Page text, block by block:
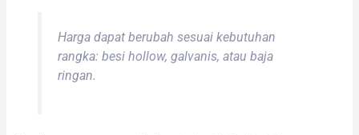
Harga dapat berubah sesuai kebutuhan
rangka: besi hollow, galvanis, atau baja
ringan.